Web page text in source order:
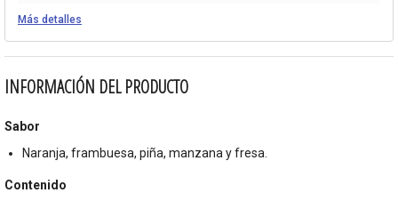
Más detalles
INFORMACIÓN DEL PRODUCTO
Sabor
Naranja, frambuesa, piña, manzana y fresa.
Contenido